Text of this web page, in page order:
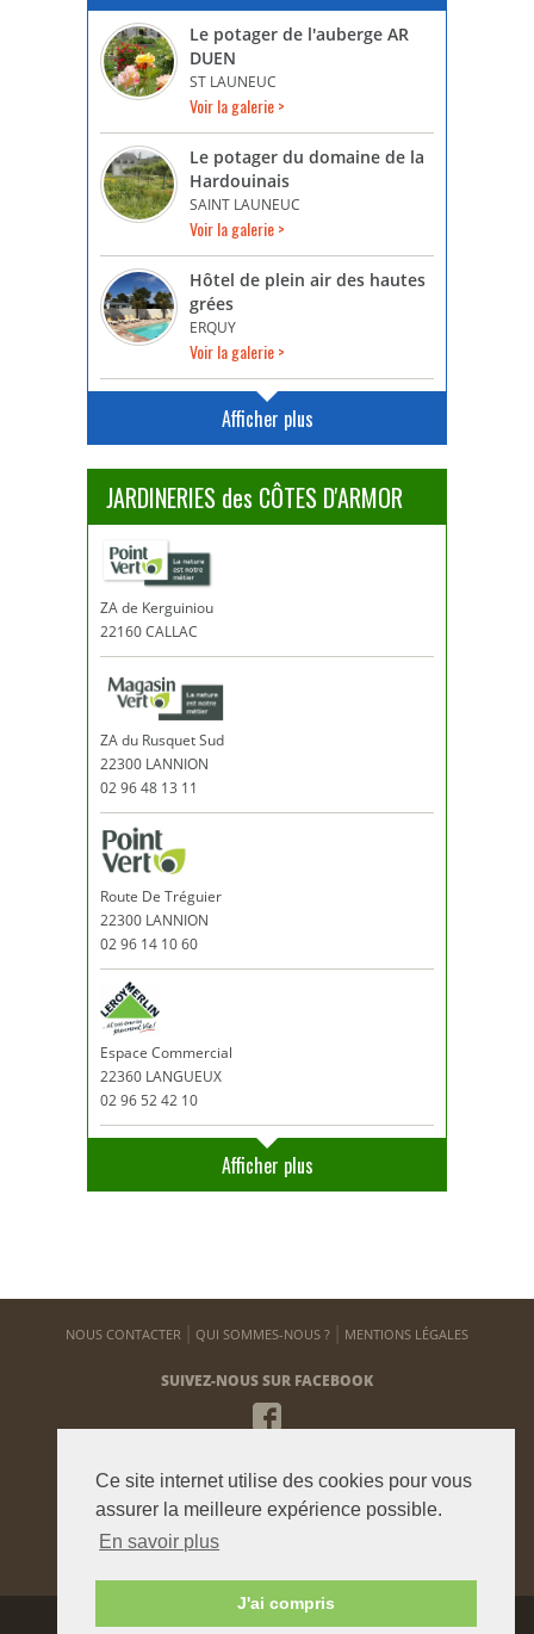
Ce site internet utilise des cookies pour vous
assurer la meilleure expérience possible.
En savoir plus
J'ai compris
Le potager de l'auberge AR
DUEN
ST LAUNEUC
Voir la galerie >
Le potager du domaine de la
Hardouinais
SAINT LAUNEUC
Voir la galerie >
Hôtel de plein air des hautes
grées
ERQUY
Voir la galerie >
Afficher plus
JARDINERIES des CÔTES D'ARMOR
ZA de Kerguiniou
22160 CALLAC
ZA du Rusquet Sud
22300 LANNION
02 96 48 13 11
Route De Tréguier
22300 LANNION
02 96 14 10 60
Espace Commercial
22360 LANGUEUX
02 96 52 42 10
Afficher plus
NOUS CONTACTER QUI SOMMES-NOUS ? MENTIONS LÉGALES
SUIVEZ-NOUS SUR FACEBOOK
NEWSLETTER
Pour vous tenir informé de notre actualité
Agence graphique:Westango